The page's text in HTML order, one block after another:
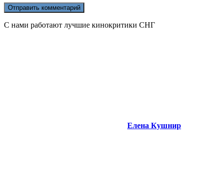
С нами работают лучшие кинокритики СНГ
Елена Кушнир